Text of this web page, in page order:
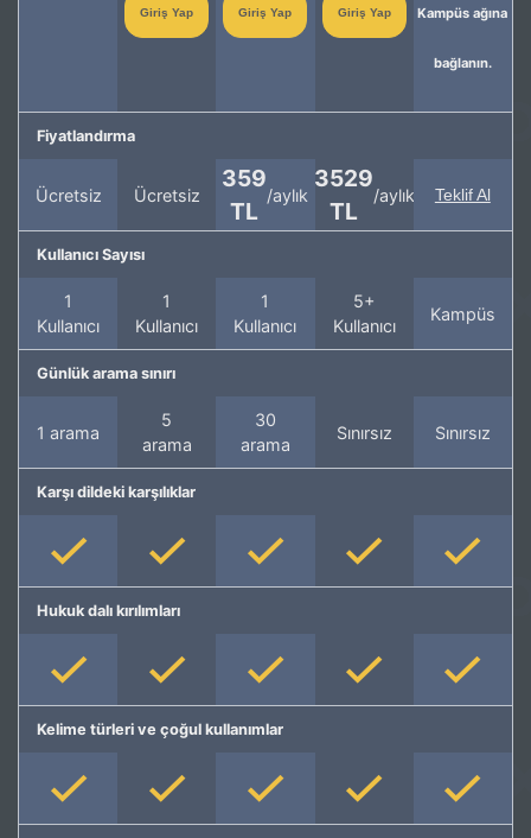
Giriş Yap Giriş Yap Giriş Yap Kampüs ağına
bağlanın.
Fiyatlandırma
Ücretsiz Ücretsiz
359
TL
/aylık
3529
TL
/aylık Teklif Al
Kullanıcı Sayısı
1
Kullanıcı
1
Kullanıcı
1
Kullanıcı
5+
Kullanıcı
Kampüs
Günlük arama sınırı
1 arama
5
arama
30
arama
Sınırsız Sınırsız
Karşı dildeki karşılıklar
Hukuk dalı kırılımları
Kelime türleri ve çoğul kullanımlar